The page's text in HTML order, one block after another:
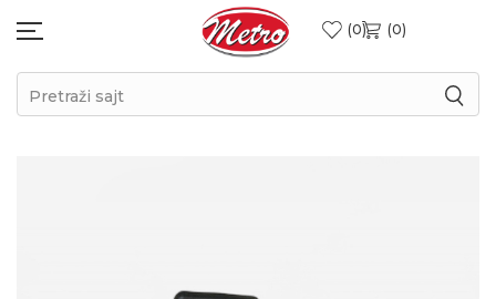
0 0
Pretraži sajt